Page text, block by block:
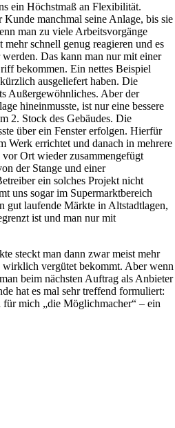
ein Höchstmaß an Flexibilität.
manchmal seine Anlage, bis sie
man zu viele Arbeitsvorgänge
mehr schnell genug reagieren und es
Das kann man nur mit einer
bekommen. Ein nettes Beispiel
ausgeliefert haben. Die
Außergewöhnliches. Aber der
hineinmusste, ist nur eine bessere
2. Stock des Gebäudes. Die
über ein Fenster erfolgen. Hierfür
Werk errichtet und danach in mehrere
Ort wieder zusammengefügt
der Stange und einer
ein solches Projekt nicht
uns sogar im Supermarktbereich
gut laufende Märkte in Altstadtlagen,
ist und man nur mit
steckt man dann zwar meist mehr
vergütet bekommt. Aber wenn
beim nächsten Auftrag als Anbieter
hat es mal sehr treffend formuliert:
mich „die Möglichmacher“ – ein